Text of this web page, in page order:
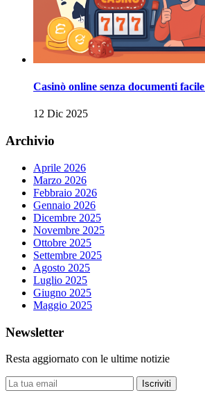
Casinò online senza documenti facile
12 Dic 2025
Archivio
Aprile 2026
Marzo 2026
Febbraio 2026
Gennaio 2026
Dicembre 2025
Novembre 2025
Ottobre 2025
Settembre 2025
Agosto 2025
Luglio 2025
Giugno 2025
Maggio 2025
Newsletter
Resta aggiornato con le ultime notizie
Iscriviti